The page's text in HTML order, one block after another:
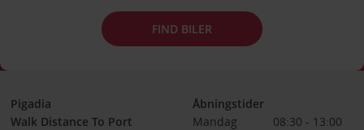
FIND BILER
Pigadia
Walk Distance To Port
Åbningstider
Mandag
08:30 - 13:00